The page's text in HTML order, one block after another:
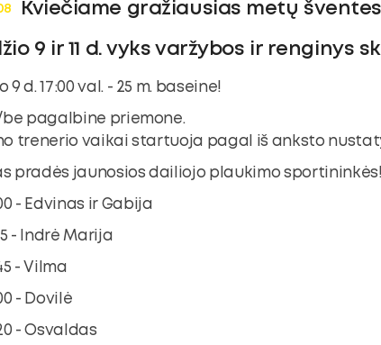
Kviečiame gražiausias metų
9 ir 11 d. vyks varžybos ir renginys
9 d. 17:00 val. - 25 m. baseine!
be pagalbine priemone.
trenerio vaikai startuoja pagal iš anksto
pradės jaunosios dailiojo plaukimo sportininkės!
- Edvinas ir Gabija
- Indrė Marija
- Vilma
- Dovilė
- Osvaldas